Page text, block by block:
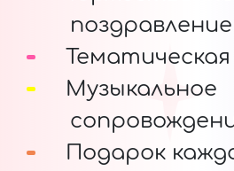
поздравление
Музыкальное
Подарок